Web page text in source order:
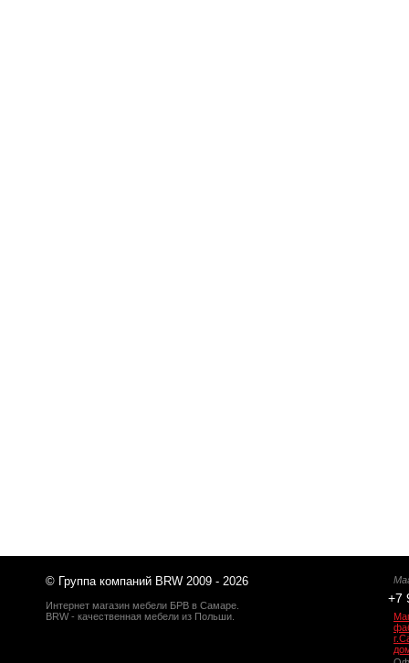
© Группа компаний BRW 2009 - 2026
Интернет магазин мебели БРВ в Самаре.
BRW - качественная мебели из Польши.
+7